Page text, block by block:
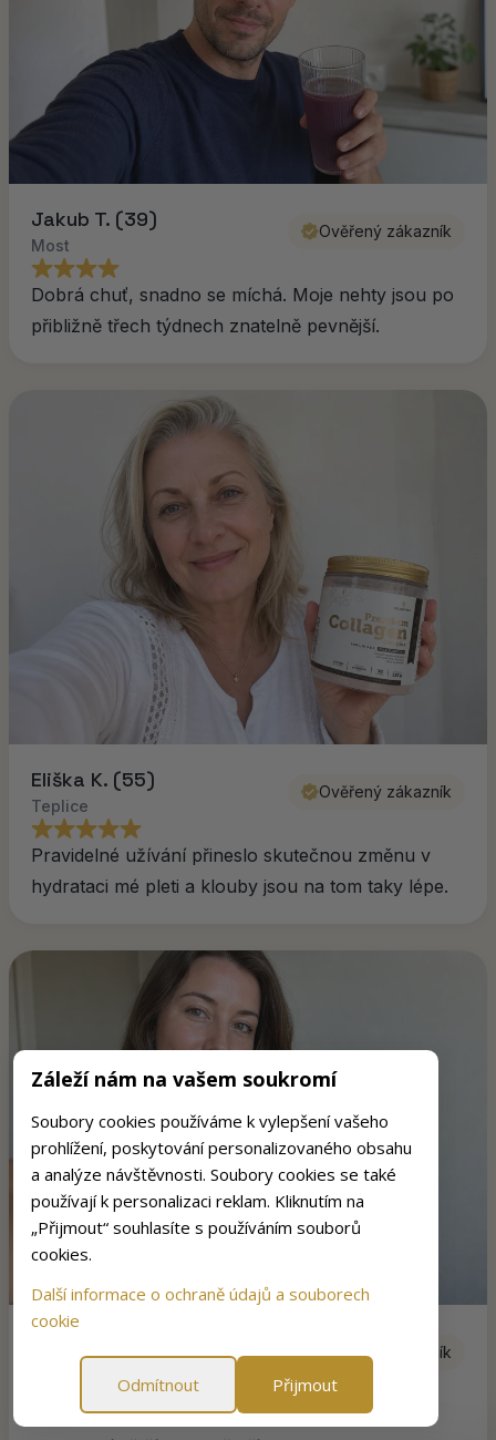
Záleží nám na vašem soukromí
Soubory cookies používáme k vylepšení vašeho
prohlížení, poskytování personalizovaného obsahu
a analýze návštěvnosti. Soubory cookies se také
používají k personalizaci reklam. Kliknutím na
„Přijmout“ souhlasíte s používáním souborů
cookies.
Další informace o ochraně údajů a souborech
cookie
Odmítnout Přijmout
Jakub T. (39)
Most
Ověřený zákazník
Dobrá chuť, snadno se míchá. Moje nehty jsou po
přibližně třech týdnech znatelně pevnější.
Eliška K. (55)
Teplice
Ověřený zákazník
Pravidelné užívání přineslo skutečnou změnu v
hydrataci mé pleti a klouby jsou na tom taky lépe.
Ověřený zákazník
Miluji borůvkovou příchuť. Pleť působí pevněji a